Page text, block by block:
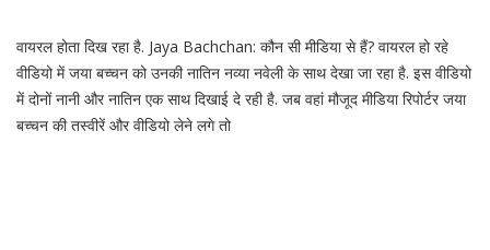
वायरल होता दिख रहा है. Jaya Bachchan: कौन सी मीडिया से हैं? वायरल हो रहे
वीडियो में जया बच्चन को उनकी नातिन नव्या नवेली के साथ देखा जा रहा है. इस वीडियो
में दोनों नानी और नातिन एक साथ दिखाई दे रही है. जब वहां मौजूद मीडिया रिपोर्टर जया
बच्चन की तस्वीरें और वीडियो लेने लगे तो